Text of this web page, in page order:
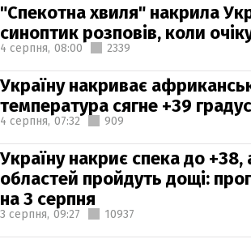
"Спекотна хвиля" накрила
синоптик розповів, коли
4 серпня, 08:00 2339
Україну накриває
температура сягне +39
4 серпня, 07:32 909
Україну накриє спека до +38,
областей пройдуть дощі:
на 3 серпня
3 серпня, 09:27 10937